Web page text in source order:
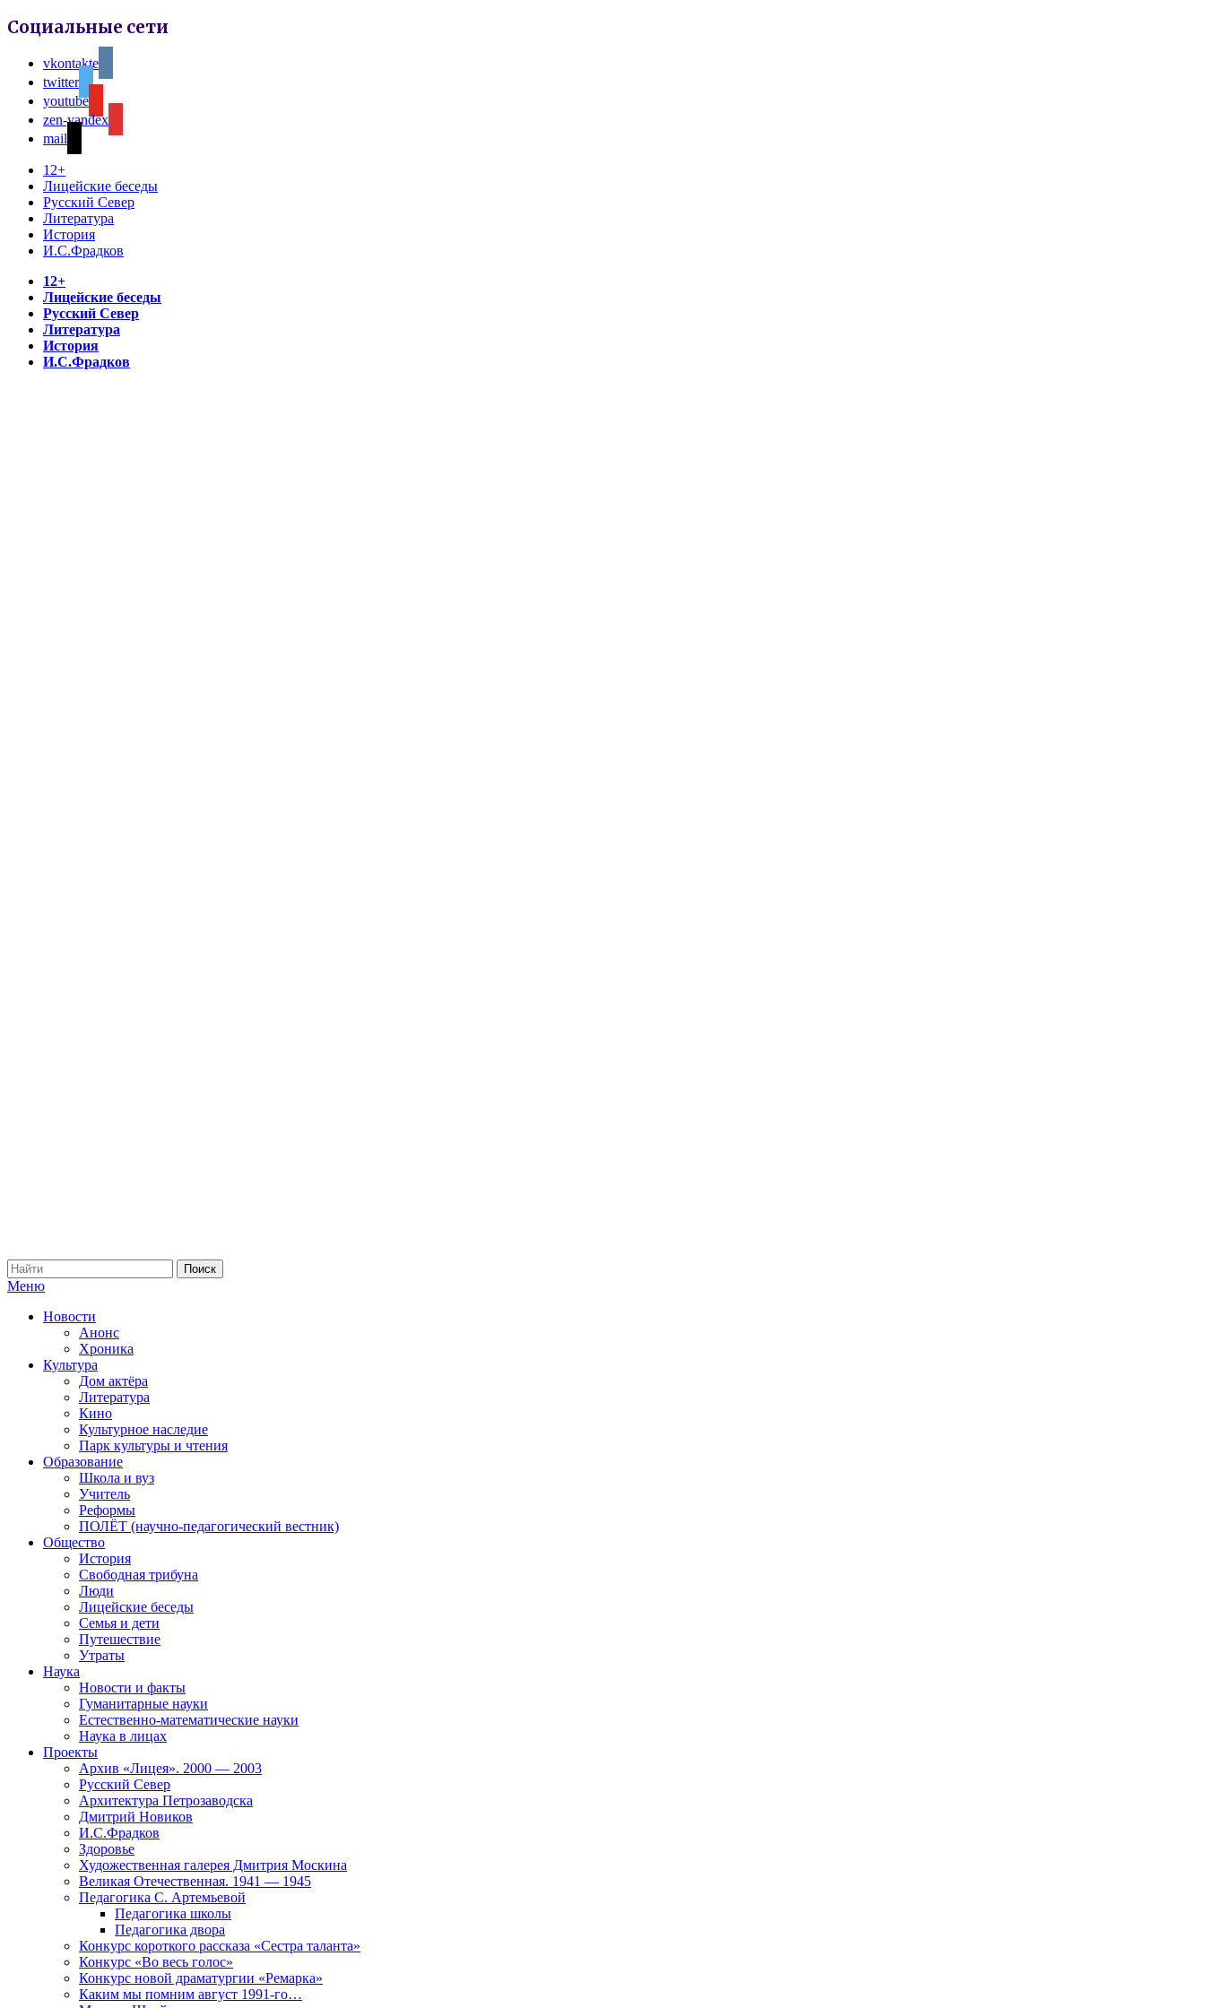
Социальные сети
vkontakte
twitter
youtube
zen-yandex
mail
12+
Лицейские беседы
Русский Север
Литература
История
И.С.Фрадков
12+
Лицейские беседы
Русский Север
Литература
История
И.С.Фрадков
Меню
Новости
Анонс
Хроника
Культура
Дом актёра
Литература
Кино
Культурное наследие
Парк культуры и чтения
Образование
Школа и вуз
Учитель
Реформы
ПОЛЁТ (научно-педагогический вестник)
Общество
История
Свободная трибуна
Люди
Лицейские беседы
Семья и дети
Путешествие
Утраты
Наука
Новости и факты
Гуманитарные науки
Естественно-математические науки
Наука в лицах
Проекты
Архив «Лицея». 2000 — 2003
Русский Север
Архитектура Петрозаводска
Дмитрий Новиков
И.С.Фрадков
Здоровье
Художественная галерея Дмитрия Москина
Великая Отечественная. 1941 — 1945
Педагогика С. Артемьевой
Педагогика школы
Педагогика двора
Конкурс короткого рассказа «Сестра таланта»
Конкурс «Во весь голос»
Конкурс новой драматургии «Ремарка»
Каким мы помним август 1991-го…